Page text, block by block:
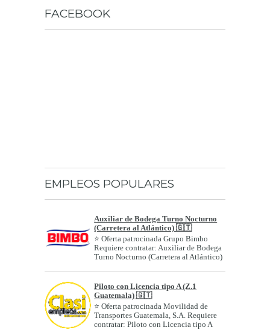
FACEBOOK
EMPLEOS POPULARES
Auxiliar de Bodega Turno Nocturno
(Carretera al Atlántico) 🇬🇹
⭐ Oferta patrocinada Grupo Bimbo
Requiere contratar: Auxiliar de Bodega
Turno Nocturno (Carretera al Atlántico)
Piloto con Licencia tipo A (Z.1
Guatemala) 🇬🇹
⭐ Oferta patrocinada Movilidad de
Transportes Guatemala, S.A. Requiere
contratar: Piloto con Licencia tipo A